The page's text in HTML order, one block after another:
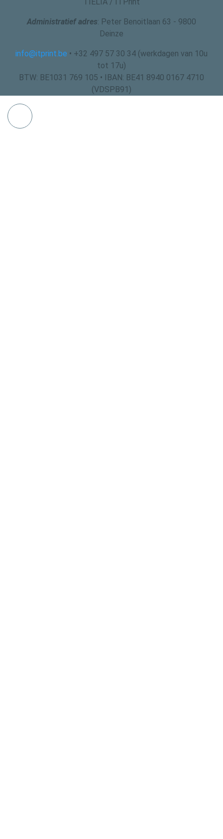
Administratief adres: Peter Benoitlaan 63 - 9800
Deinze
info@itprint.be • +32 497 57 30 34 (werkdagen van 10u
tot 17u)
BTW: BE1031 769 105 • IBAN: BE41 8940 0167 4710
(VDSPB91)